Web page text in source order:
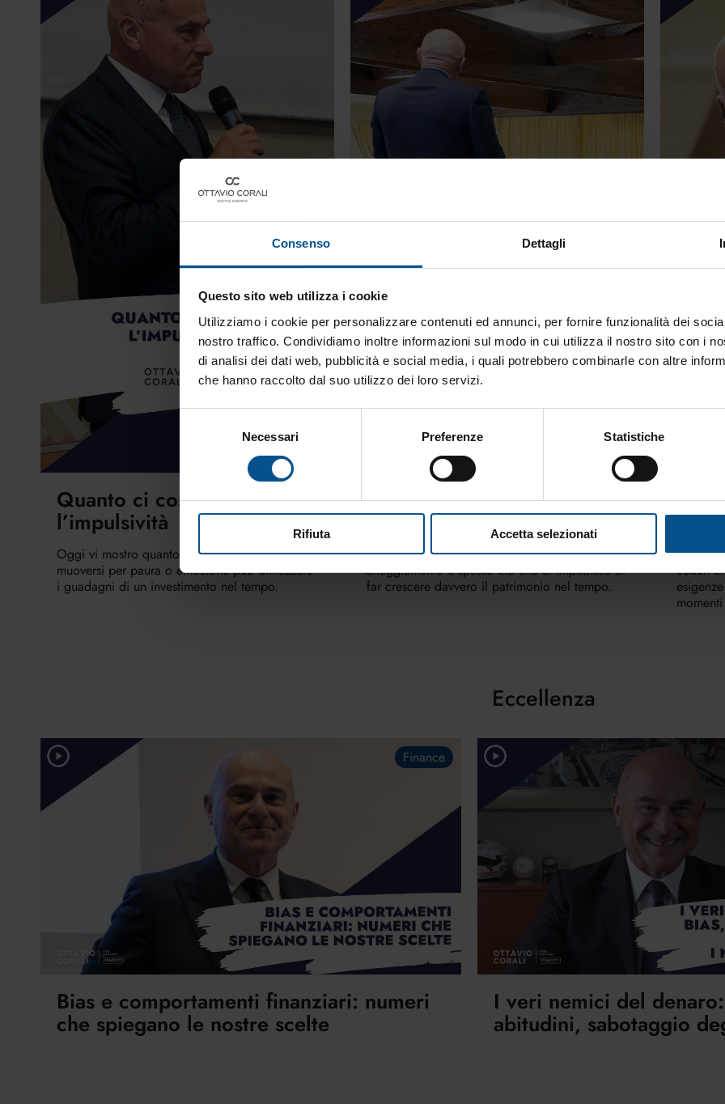
Consenso Dettagli
Questo sito web utilizza i cookie
Utilizziamo i cookie per personalizzare contenuti ed annunci, per fornire funzionalità dei
nostro traffico. Condividiamo inoltre informazioni sul modo in cui utilizza il nostro sito con i
di analisi dei dati web, pubblicità e social media, i quali potrebbero combinarle con altre
che hanno raccolto dal suo utilizzo dei loro servizi.
Necessari Preferenze Statistiche
Rifiuta Accetta selezionati
Quanto ci costa
l’impulsività
Oggi vi mostro quanto ci costa l’impulsività:
muoversi per paura o emozione può dimezzare
i guadagni di un investimento nel tempo.
I numeri smascherano il
bias sociale
I numeri smascherano i bias sociali: il nostro
atteggiamento è spesso ciò che ci impedisce di
far crescere davvero il patrimonio nel tempo.
Il
solo
Il
coach
Eccellenza
Bias e comportamenti finanziari: numeri
che spiegano le nostre scelte
Finance
I veri nemici del
abitudini, sabotaggio